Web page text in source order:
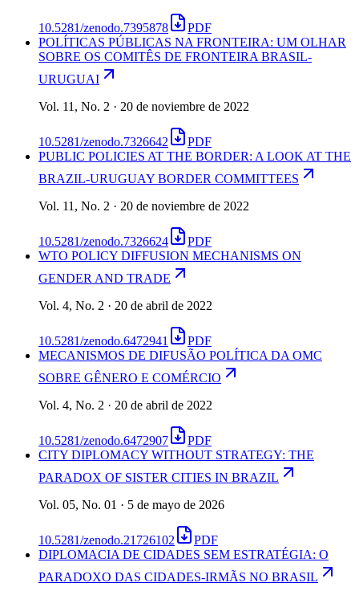
10.5281/zenodo.7395878
PDF
POLÍTICAS PÚBLICAS NA FRONTEIRA: UM OLHAR
SOBRE OS COMITÊS DE FRONTEIRA BRASIL-
URUGUAI
Vol. 11, No. 2 · 20 de noviembre de 2022
10.5281/zenodo.7326642
PDF
PUBLIC POLICIES AT THE BORDER: A LOOK AT THE
BRAZIL-URUGUAY BORDER COMMITTEES
Vol. 11, No. 2 · 20 de noviembre de 2022
10.5281/zenodo.7326624
PDF
WTO POLICY DIFFUSION MECHANISMS ON
GENDER AND TRADE
Vol. 4, No. 2 · 20 de abril de 2022
10.5281/zenodo.6472941
PDF
MECANISMOS DE DIFUSÃO POLÍTICA DA OMC
SOBRE GÊNERO E COMÉRCIO
Vol. 4, No. 2 · 20 de abril de 2022
10.5281/zenodo.6472907
PDF
CITY DIPLOMACY WITHOUT STRATEGY: THE
PARADOX OF SISTER CITIES IN BRAZIL
Vol. 05, No. 01 · 5 de mayo de 2026
10.5281/zenodo.21726102
PDF
DIPLOMACIA DE CIDADES SEM ESTRATÉGIA: O
PARADOXO DAS CIDADES-IRMÃS NO BRASIL